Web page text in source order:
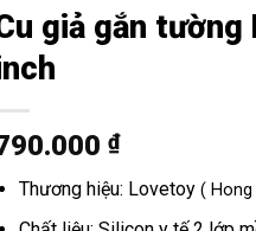
giả gắn
₫
Thương hiệu: Lovetoy ( Hong